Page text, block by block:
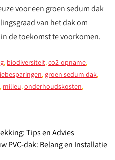
voor een groen sedum dak
van het dak om
de toekomst te voorkomen.
, biodiversiteit,co2-opname,
, groen sedum dak,
, milieu,onderhoudskosten,
Tips en Advies
PVC-dak: Belang en Installatie